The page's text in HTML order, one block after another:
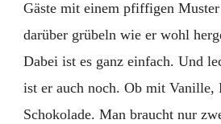
Gäste mit einem pfiffigen
darüber grübeln wie er wohl
Dabei ist es ganz einfach. Und
ist er auch noch. Ob mit Vanille,
Schokolade. Man braucht nur